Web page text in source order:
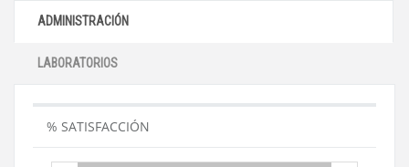
ADMINISTRACIÓN
LABORATORIOS
% SATISFACCIÓN